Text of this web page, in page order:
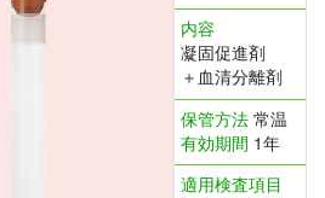
内容
凝固促進剤
＋血清分離剤
保管方法 常温
有効期間 1年
適用検査項目